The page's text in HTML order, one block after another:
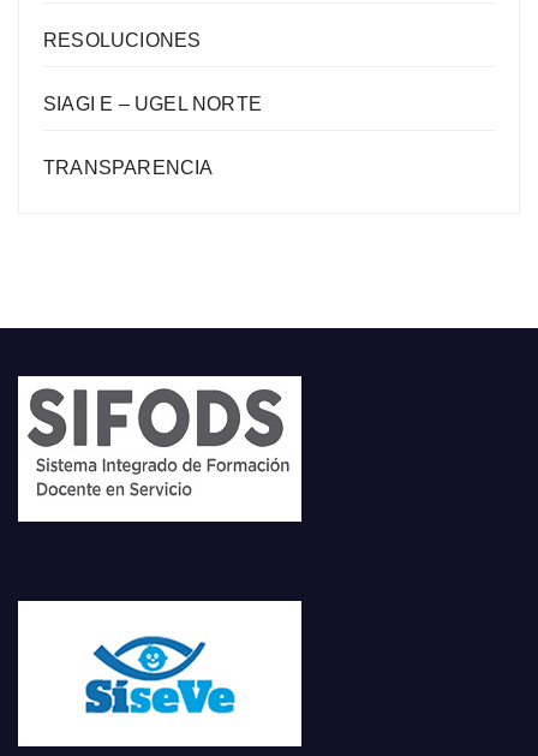
RESOLUCIONES
SIAGI E – UGEL NORTE
TRANSPARENCIA